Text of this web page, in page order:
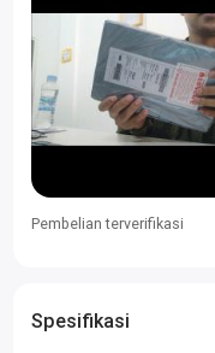
Pembelian terverifikasi
Spesifikasi